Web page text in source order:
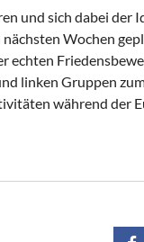
und sich dabei der
nächsten Wochen
echten
linken Gruppen
während der